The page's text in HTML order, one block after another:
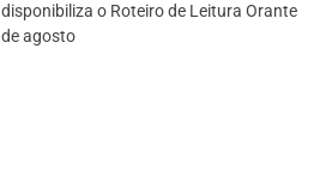
disponibiliza o Roteiro de Leitura Orante
de agosto